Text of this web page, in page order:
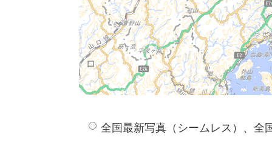
全国最新写真（シームレス）、全